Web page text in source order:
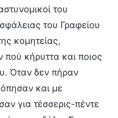
του
του Γραφείου
κομητείας,
κήρυττα και ποιος
Όταν δεν πήραν
και με
για τέσσερις-πέντε